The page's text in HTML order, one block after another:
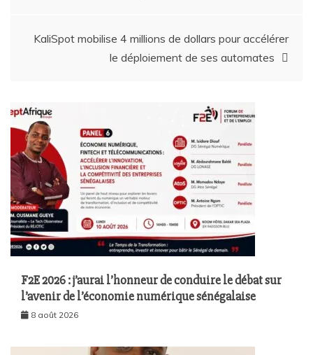
KaliSpot mobilise 4 millions de dollars pour accélérer
le déploiement de ses automates
F2E 2026 : j’aurai l’honneur de conduire le débat sur
l’avenir de l’économie numérique sénégalaise
8 août 2026